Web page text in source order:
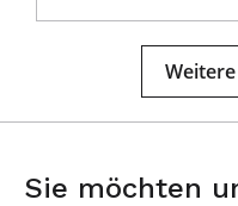
Sie möchten